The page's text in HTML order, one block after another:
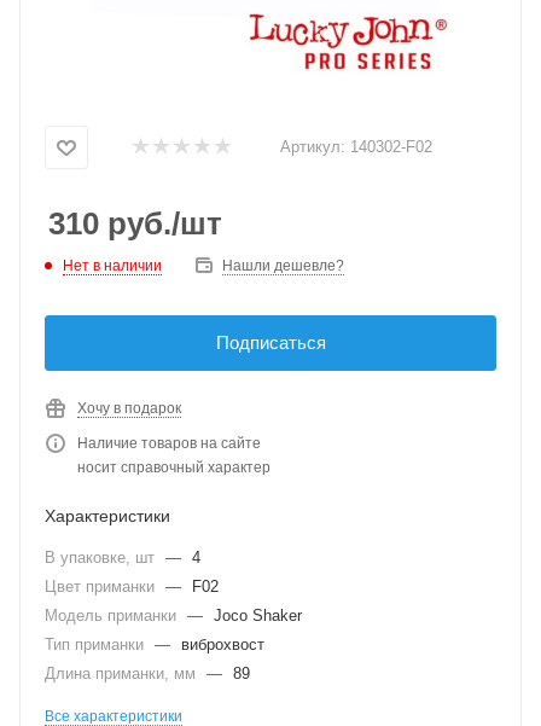
Артикул: 140302-F02
310 руб./шт
Нет в наличии Нашли дешевле?
Подписаться
Хочу в подарок
Наличие товаров на сайте
носит справочный характер
Характеристики
В упаковке, шт — 4
Цвет приманки —
F02
Модель приманки — Joco Shaker
Тип приманки —
виброхвост
Длина приманки, мм
— 89
Все характеристики